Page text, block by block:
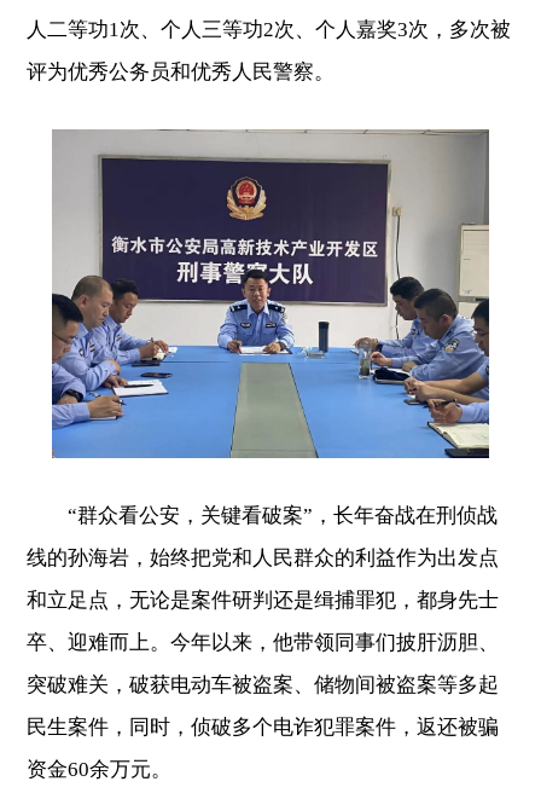
人二等功1次、个人三等功2次、个人嘉奖3次，多次被
评为优秀公务员和优秀人民警察。
“群众看公安，关键看破案”，长年奋战在刑侦战
线的孙海岩，始终把党和人民群众的利益作为出发点
和立足点，无论是案件研判还是缉捕罪犯，都身先士
卒、迎难而上。今年以来，他带领同事们披肝沥胆、
突破难关，破获电动车被盗案、储物间被盗案等多起
民生案件，同时，侦破多个电诈犯罪案件，返还被骗
资金60余万元。